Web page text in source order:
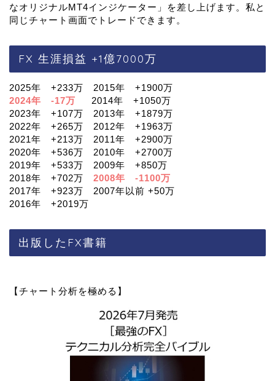
なオリジナルMT4インジケーター」を差し上げます。私と
同じチャート画面でトレードできます。
FX 生涯損益 +1億7000万
2025年 +233万 2015年 +1900万
2024年 -17万
2014年 +1050万
2023年 +107万 2013年 +1879万
2022年 +265万 2012年 +1963万
2021年 +213万 2011年 +2900万
2020年 +536万 2010年 +2700万
2019年 +533万 2009年 +850万
2018年 +702万 2008年 -1100万
2017年 +923万 2007年以前 +50万
2016年 +2019万
出版したFX書籍
【チャート分析を極める】